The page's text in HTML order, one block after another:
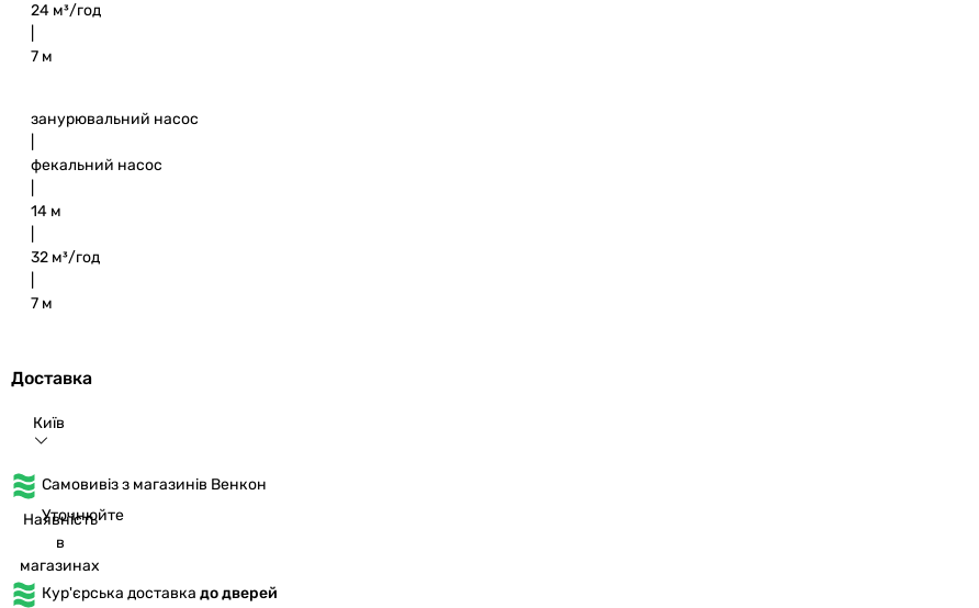
24 м³/год
7 м
занурювальний насос
фекальний насос
14 м
32 м³/год
7 м
Доставка
Київ
Самовивіз з магазинів Венкон
Наявність
в
магазинах
Уточнюйте
Кур'єрська доставка до дверей